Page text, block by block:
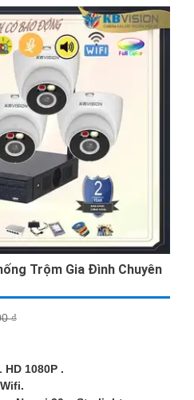
Trộm Gia Đình Chuyên
₫
HD 1080P .